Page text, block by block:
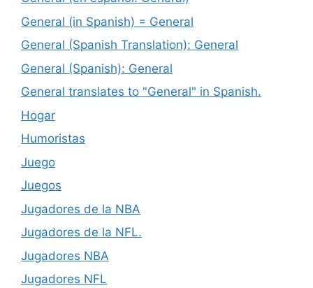
General (in Spanish) = General
General (Spanish Translation): General
General (Spanish): General
General translates to "General" in Spanish.
Hogar
Humoristas
Juego
Juegos
Jugadores de la NBA
Jugadores de la NFL.
Jugadores NBA
Jugadores NFL